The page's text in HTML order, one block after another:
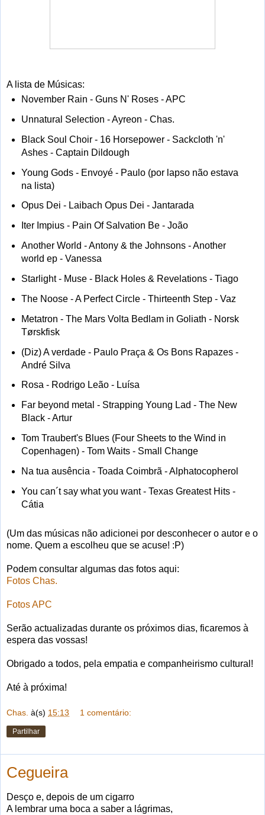
A lista de Músicas:
November Rain - Guns N' Roses - APC
Unnatural Selection - Ayreon - Chas.
Black Soul Choir - 16 Horsepower - Sackcloth 'n'
Ashes - Captain Dildough
Young Gods - Envoyé - Paulo (por lapso não estava
na lista)
Opus Dei - Laibach Opus Dei - Jantarada
Iter Impius - Pain Of Salvation Be - João
Another World - Antony & the Johnsons - Another
world ep - Vanessa
Starlight - Muse - Black Holes & Revelations - Tiago
The Noose - A Perfect Circle - Thirteenth Step - Vaz
Metatron - The Mars Volta Bedlam in Goliath - Norsk
Tørskfisk
(Diz) A verdade - Paulo Praça & Os Bons Rapazes -
André Silva
Rosa - Rodrigo Leão - Luísa
Far beyond metal - Strapping Young Lad - The New
Black - Artur
Tom Traubert's Blues (Four Sheets to the Wind in
Copenhagen) - Tom Waits - Small Change
Na tua ausência - Toada Coimbrã - Alphatocopherol
You can´t say what you want - Texas Greatest Hits -
Cátia
(Um das músicas não adicionei por desconhecer o autor e o
nome. Quem a escolheu que se acuse! :P)
Podem consultar algumas das fotos aqui:
Fotos Chas.
Fotos APC
Serão actualizadas durante os próximos dias, ficaremos à
espera das vossas!
Obrigado a todos, pela empatia e companheirismo cultural!
Até à próxima!
Chas. à(s) 15:13 1 comentário:
Partilhar
Cegueira
Desço e, depois de um cigarro
A lembrar uma boca a saber a lágrimas,